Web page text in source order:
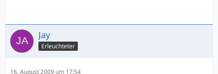
Jay
Erleuchteter
16. August 2009 um 17:54